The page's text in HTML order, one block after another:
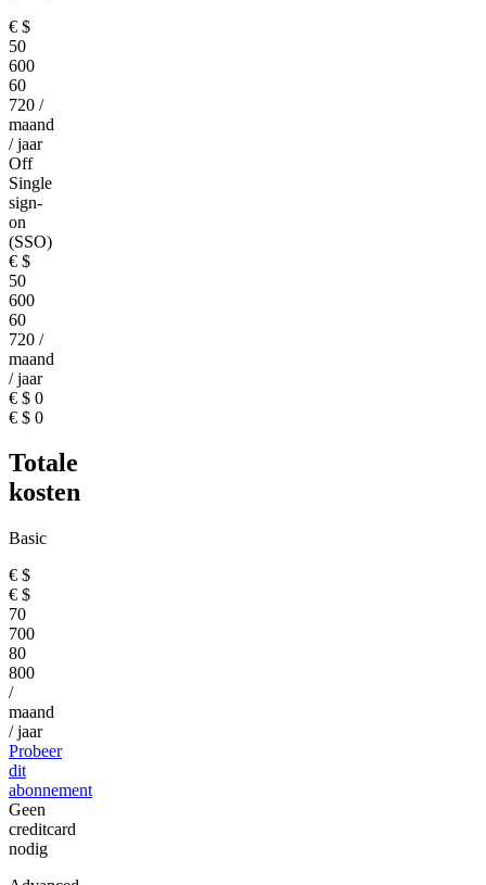
€ $
50
600
60
720 /
maand
/ jaar
Off
Single
sign-
on
(SSO)
€ $
50
600
60
720 /
maand
/ jaar
€ $ 0
€ $ 0
Totale
kosten
Basic
€ $
€ $
70
700
80
800
/
maand
/ jaar
Probeer
dit
abonnement
Geen
creditcard
nodig